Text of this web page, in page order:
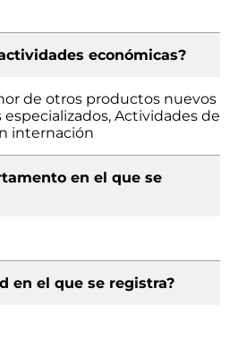
económicas?
de otros productos nuevos
Actividades de
internación
en el que se
en el que se registra?